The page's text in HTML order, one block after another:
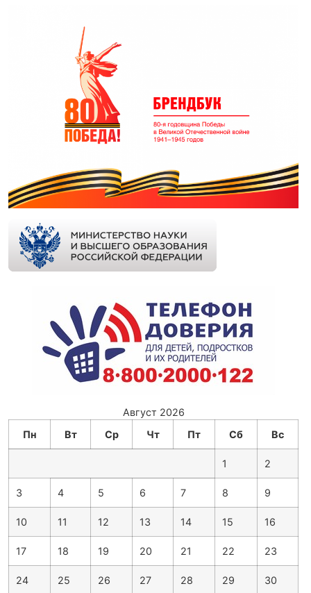
Август 2026
Пн
Вт Ср Чт Пт Сб Вс
1 2
3 4 5 6 7 8 9
10 11 12 13 14 15 16
17 18 19 20 21 22 23
24 25 26 27 28 29 30